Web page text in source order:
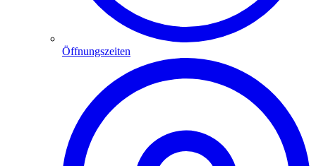
Öffnungszeiten